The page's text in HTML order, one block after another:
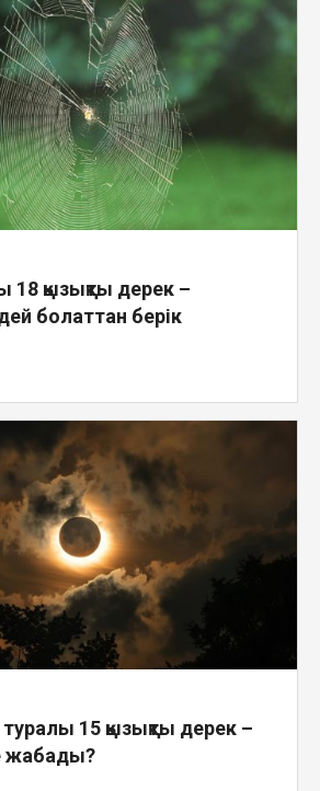
18 қызықты дерек –
болаттан берік
15 қызықты дерек –
жабады?